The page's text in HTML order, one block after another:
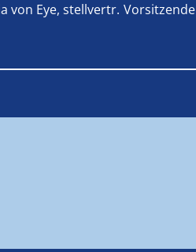
von Eye, stellvertr. Vorsitzende